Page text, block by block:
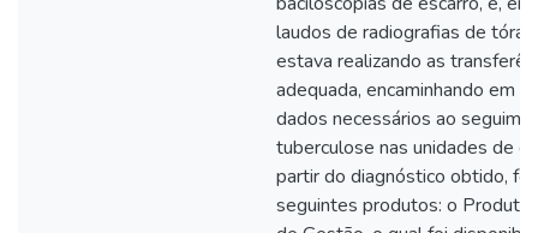
laudos de radiografias de
estava realizando as
adequada, encaminhando em
dados necessários ao
tuberculose nas unidades de
partir do diagnóstico obtido,
seguintes produtos: o Produto